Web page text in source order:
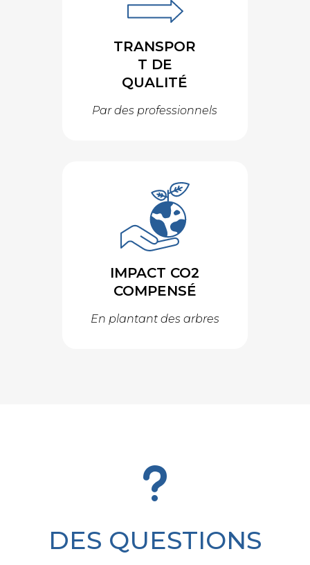
TRANSPOR
T DE
QUALITÉ
Par des professionnels
IMPACT CO2
COMPENSÉ
En plantant des arbres
u
DES QUESTIONS